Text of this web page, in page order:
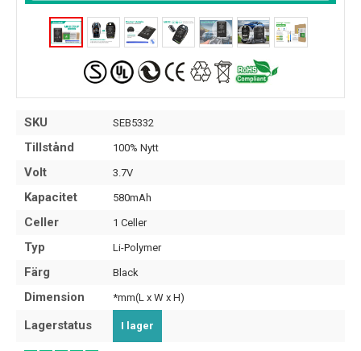
SKU SEB5332
Tillstånd 100% Nytt
Volt 3.7V
Kapacitet 580mAh
Celler 1 Celler
Typ Li-Polymer
Färg Black
Dimension *mm(L x W x H)
Lagerstatus I lager